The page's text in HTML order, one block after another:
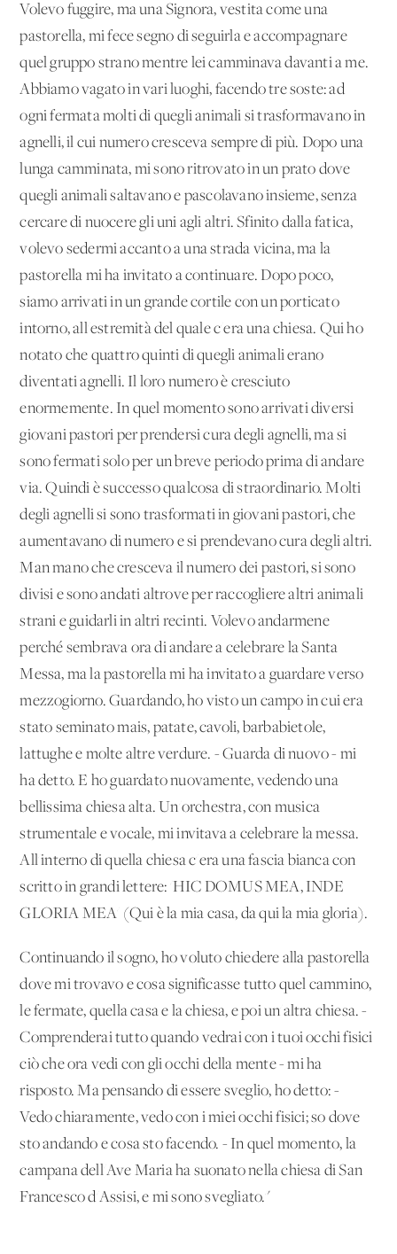
Volevo fuggire, ma una Signora, vestita come una
pastorella, mi fece segno di seguirla e accompagnare
quel gruppo strano mentre lei camminava davanti a me.
Abbiamo vagato in vari luoghi, facendo tre soste: ad
ogni fermata molti di quegli animali si trasformavano in
agnelli, il cui numero cresceva sempre di più. Dopo una
lunga camminata, mi sono ritrovato in un prato dove
quegli animali saltavano e pascolavano insieme, senza
cercare di nuocere gli uni agli altri. Sfinito dalla fatica,
volevo sedermi accanto a una strada vicina, ma la
pastorella mi ha invitato a continuare. Dopo poco,
siamo arrivati in un grande cortile con un porticato
intorno, all'estremità del quale c'era una chiesa. Qui ho
notato che quattro quinti di quegli animali erano
diventati agnelli. Il loro numero è cresciuto
enormemente. In quel momento sono arrivati diversi
giovani pastori per prendersi cura degli agnelli, ma si
sono fermati solo per un breve periodo prima di andare
via. Quindi è successo qualcosa di straordinario. Molti
degli agnelli si sono trasformati in giovani pastori, che
aumentavano di numero e si prendevano cura degli altri.
Man mano che cresceva il numero dei pastori, si sono
divisi e sono andati altrove per raccogliere altri animali
strani e guidarli in altri recinti. Volevo andarmene
perché sembrava ora di andare a celebrare la Santa
Messa, ma la pastorella mi ha invitato a guardare verso
mezzogiorno. Guardando, ho visto un campo in cui era
stato seminato mais, patate, cavoli, barbabietole,
lattughe e molte altre verdure. - Guarda di nuovo - mi
ha detto. E ho guardato nuovamente, vedendo una
bellissima chiesa alta. Un'orchestra, con musica
strumentale e vocale, mi invitava a celebrare la messa.
All'interno di quella chiesa c'era una fascia bianca con
scritto in grandi lettere: 'HIC DOMUS MEA, INDE
GLORIA MEA' (Qui è la mia casa, da qui la mia gloria).
Continuando il sogno, ho voluto chiedere alla pastorella
dove mi trovavo e cosa significasse tutto quel cammino,
le fermate, quella casa e la chiesa, e poi un'altra chiesa. -
Comprenderai tutto quando vedrai con i tuoi occhi fisici
ciò che ora vedi con gli occhi della mente - mi ha
risposto. Ma pensando di essere sveglio, ho detto: -
Vedo chiaramente, vedo con i miei occhi fisici; so dove
sto andando e cosa sto facendo. - In quel momento, la
campana dell'Ave Maria ha suonato nella chiesa di San
Francesco d'Assisi, e mi sono svegliato."